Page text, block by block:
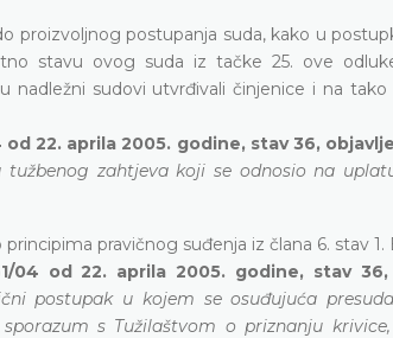
proizvoljnog postupanja suda, kako u
stavu ovog suda iz tačke 25. ove
nadležni sudovi utvrđivali činjenice i na
22. aprila 2005. godine, stav 36,
tužbenog zahtjeva koji se odnosio na
pravičnog suđenja iz člana 6. stav 1.
od 22. aprila 2005. godine, stav 36,
postupak u kojem se osuđujuća
s Tužilaštvom o priznanju